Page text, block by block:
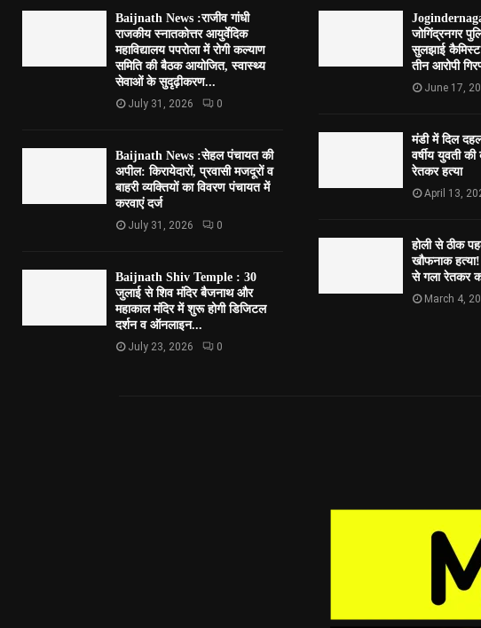
Baijnath News :राजीव गांधी
राजकीय स्नातकोत्तर आयुर्वेदिक
महाविद्यालय पपरोला में रोगी कल्याण
समिति की बैठक आयोजित, स्वास्थ्य
सेवाओं के सुदृढ़ीकरण...
July 31, 2026 0
Baijnath News :सेहल पंचायत की
अपील: किरायेदारों, प्रवासी मजदूरों व
बाहरी व्यक्तियों का विवरण पंचायत में
करवाएं दर्ज
July 31, 2026 0
Baijnath Shiv Temple : 30
जुलाई से शिव मंदिर बैजनाथ और
महाकाल मंदिर में शुरू होगी डिजिटल
दर्शन व ऑनलाइन...
July 23, 2026 0
जोगिंद्रनगर
सुलझाई कैमिस्ट
तीन आरोपी
June 17,
मंडी में दिल
वर्षीय युवती
रेतकर हत्या
April 13,
होली से ठीक
खौफनाक हत्या!
से गला रेतकर
March 4,